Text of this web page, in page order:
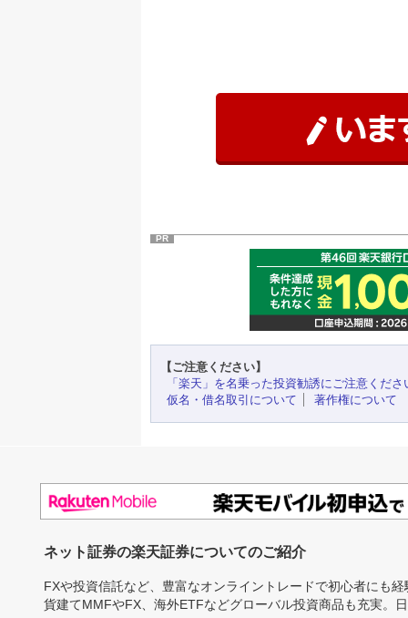
PR
【ご注意ください】
「楽天」を名乗った投資勧誘にご注意くださ
仮名・借名取引について
著作権について
ネット証券の楽天証券についてのご紹介
FXや投資信託など、豊富なオンライントレードで初心者にも
貨建てMMFやFX、海外ETFなどグローバル投資商品も充実。